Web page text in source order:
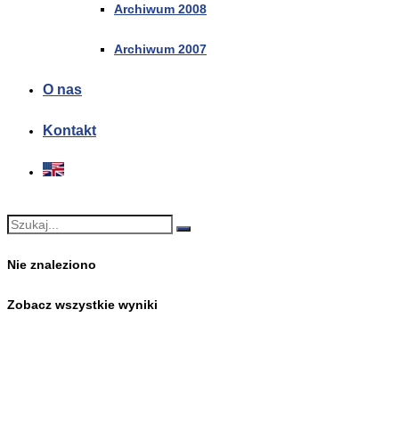
Archiwum 2008
Archiwum 2007
O nas
Kontakt
Nie znaleziono
Zobacz wszystkie wyniki